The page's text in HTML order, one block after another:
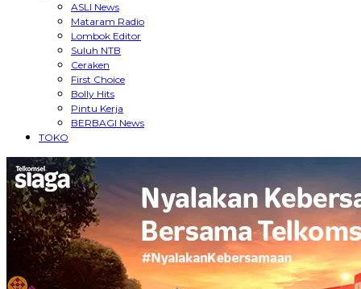
ASLI News
Mataram Radio
Lombok Editor
Suluh NTB
Ceraken
First Choice
Bolly Hits
Pintu Kerja
BERBAGI News
TOKO